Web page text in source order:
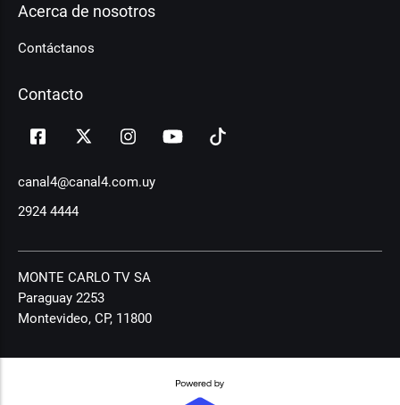
Acerca de nosotros
Contáctanos
Contacto
canal4@canal4.com.uy
2924 4444
MONTE CARLO TV SA
Paraguay 2253
Montevideo, CP, 11800